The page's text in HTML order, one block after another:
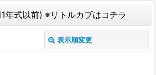
年式以前) ※リトルカブはコチラ
表示順変更